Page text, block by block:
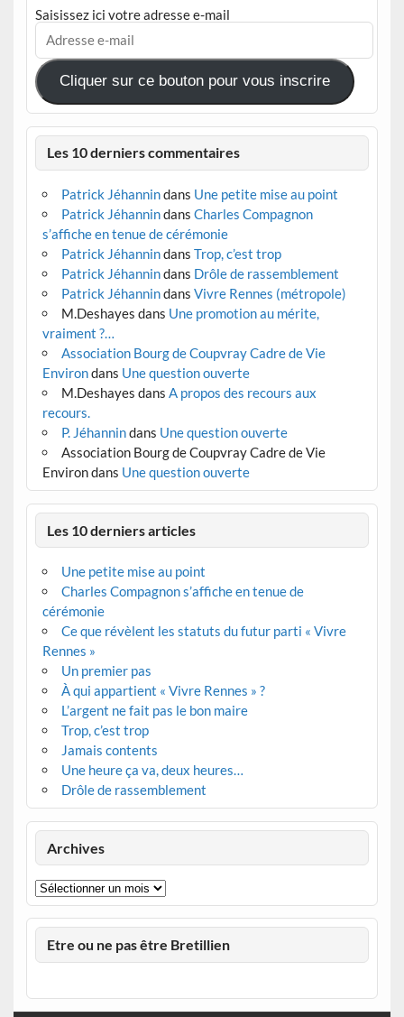
Saisissez ici votre adresse e-mail
Adresse
mail
Cliquer sur ce bouton pour vous inscrire
Les 10 derniers commentaires
Patrick Jéhannindans Une petite mise au point
Patrick Jéhannindans Charles Compagnon
s’affiche en tenue de cérémonie
Patrick Jéhannindans Trop, c’est trop
Patrick Jéhannindans Drôle de rassemblement
Patrick Jéhannindans Vivre Rennes (métropole)
M.Deshayes dans Une promotion au mérite,
vraiment ?…
Association Bourg de Coupvray Cadre de Vie
Environdans Une question ouverte
M.Deshayes dans A propos des recours aux
recours.
P. Jéhannindans Une question ouverte
Association Bourg de Coupvray Cadre de Vie
Environdans Une question ouverte
Les 10 derniers articles
Une petite mise au point
Charles Compagnon s’affiche en tenue de
cérémonie
Ce que révèlent les statuts du futur parti « Vivre
Rennes »
Un premier pas
À qui appartient « Vivre Rennes » ?
L’argent ne fait pas le bon maire
Trop, c’est trop
Jamais contents
Une heure ça va, deux heures…
Drôle de rassemblement
Archives
Archives
Etre ou ne pas être Bretillien